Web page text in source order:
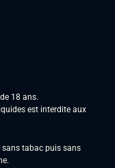
18 ans.
est interdite aux
sans tabac puis sans